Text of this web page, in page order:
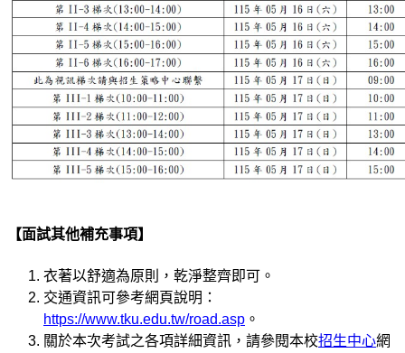
【面試其他補充事項】
衣著以舒適為原則，乾淨整齊即可。
交通資訊可參考網頁說明：
https://www.tku.edu.tw/road.asp 。
關於本次考試之各項詳細資訊，請參閱本校招生中心網